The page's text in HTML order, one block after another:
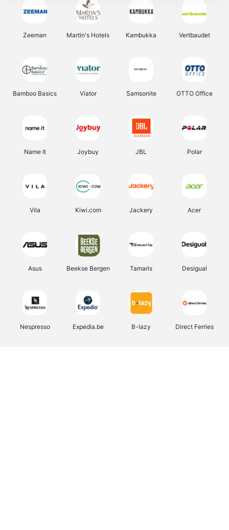
Zeeman Martin's Hotels Kambukka Vertbaudet
Bamboo Basics Viator Samsonite OTTO Office
Name It Joybuy JBL Polar
Vila Kiwi.com Jackery Acer
Asus Beekse Bergen Tamaris Desigual
Nespresso Expedia.be B-lazy Direct Ferries